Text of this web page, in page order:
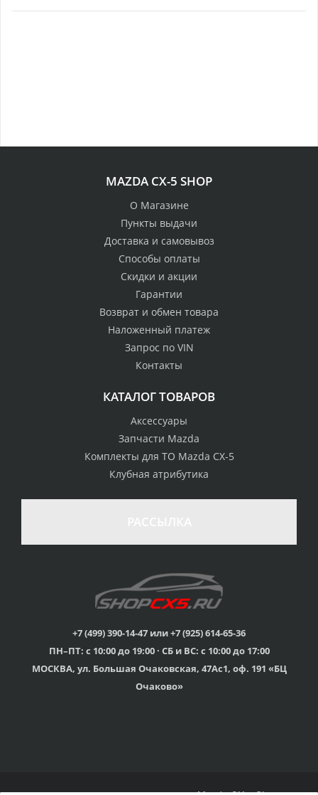
MAZDA CX-5 SHOP
О Магазине
Пункты выдачи
Доставка и самовывоз
Способы оплаты
Скидки и акции
Гарантии
Возврат и обмен товара
Наложенный платеж
Запрос по VIN
Контакты
КАТАЛОГ ТОВАРОВ
Аксессуары
Запчасти Mazda
Комплекты для ТО Mazda CX-5
Клубная атрибутика
+7 (499) 390-14-47 или +7 (925) 614-65-36
ПН–ПТ: с 10:00 до 19:00 · СБ и ВС: с 10:00 до 17:00
МОСКВА, ул. Большая Очаковская, 47Ас1, оф. 191 «БЦ
Очаково»